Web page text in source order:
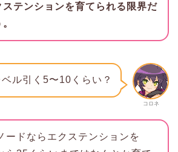
ステンションを育てられる限界だ
コロネ
ベル引く5〜10くらい？
ードならエクステンションを